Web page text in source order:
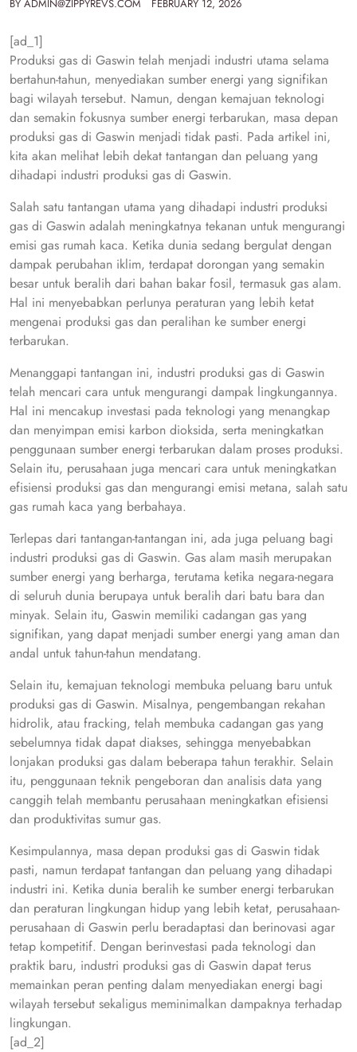
BY ADMIN@ZIPPYREVS.COM FEBRUARY 12, 2026
[ad_1]
Produksi gas di Gaswin telah menjadi industri utama selama
bertahun-tahun, menyediakan sumber energi yang signifikan
bagi wilayah tersebut. Namun, dengan kemajuan teknologi
dan semakin fokusnya sumber energi terbarukan, masa depan
produksi gas di Gaswin menjadi tidak pasti. Pada artikel ini,
kita akan melihat lebih dekat tantangan dan peluang yang
dihadapi industri produksi gas di Gaswin.
Salah satu tantangan utama yang dihadapi industri produksi
gas di Gaswin adalah meningkatnya tekanan untuk mengurangi
emisi gas rumah kaca. Ketika dunia sedang bergulat dengan
dampak perubahan iklim, terdapat dorongan yang semakin
besar untuk beralih dari bahan bakar fosil, termasuk gas alam.
Hal ini menyebabkan perlunya peraturan yang lebih ketat
mengenai produksi gas dan peralihan ke sumber energi
terbarukan.
Menanggapi tantangan ini, industri produksi gas di Gaswin
telah mencari cara untuk mengurangi dampak lingkungannya.
Hal ini mencakup investasi pada teknologi yang menangkap
dan menyimpan emisi karbon dioksida, serta meningkatkan
penggunaan sumber energi terbarukan dalam proses produksi.
Selain itu, perusahaan juga mencari cara untuk meningkatkan
efisiensi produksi gas dan mengurangi emisi metana, salah satu
gas rumah kaca yang berbahaya.
Terlepas dari tantangan-tantangan ini, ada juga peluang bagi
industri produksi gas di Gaswin. Gas alam masih merupakan
sumber energi yang berharga, terutama ketika negara-negara
di seluruh dunia berupaya untuk beralih dari batu bara dan
minyak. Selain itu, Gaswin memiliki cadangan gas yang
signifikan, yang dapat menjadi sumber energi yang aman dan
andal untuk tahun-tahun mendatang.
Selain itu, kemajuan teknologi membuka peluang baru untuk
produksi gas di Gaswin. Misalnya, pengembangan rekahan
hidrolik, atau fracking, telah membuka cadangan gas yang
sebelumnya tidak dapat diakses, sehingga menyebabkan
lonjakan produksi gas dalam beberapa tahun terakhir. Selain
itu, penggunaan teknik pengeboran dan analisis data yang
canggih telah membantu perusahaan meningkatkan efisiensi
dan produktivitas sumur gas.
Kesimpulannya, masa depan produksi gas di Gaswin tidak
pasti, namun terdapat tantangan dan peluang yang dihadapi
industri ini. Ketika dunia beralih ke sumber energi terbarukan
dan peraturan lingkungan hidup yang lebih ketat, perusahaan-
perusahaan di Gaswin perlu beradaptasi dan berinovasi agar
tetap kompetitif. Dengan berinvestasi pada teknologi dan
praktik baru, industri produksi gas di Gaswin dapat terus
memainkan peran penting dalam menyediakan energi bagi
wilayah tersebut sekaligus meminimalkan dampaknya terhadap
lingkungan.
[ad_2]